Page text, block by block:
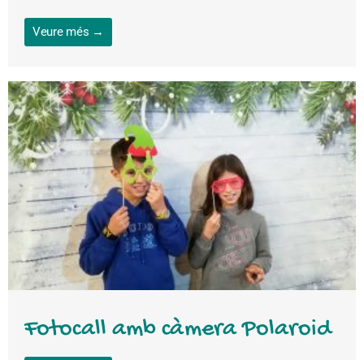
Veure més →
Fotocall amb càmera Polaroid